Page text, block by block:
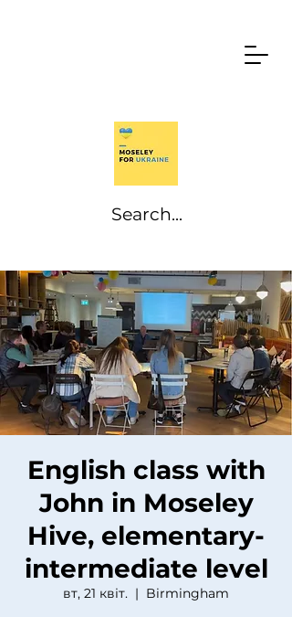
English class with
John in Moseley
Hive, elementary-
intermediate level
вт, 21 квіт.
  |
Birmingham